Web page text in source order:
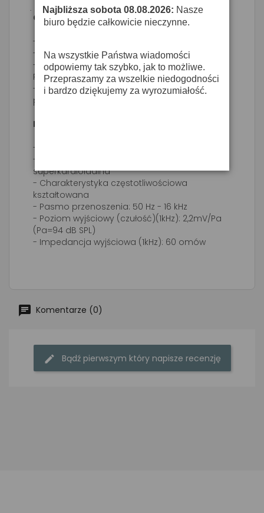
Cechy:
- Mikrofon instrumentalny dynamiczny.
- Na scenę i do studia domowego.
- Świetnie brzmiący mikrofon z nowej serii
Professional Live
- Inspirowanej latami 70 do instrumentów
perkusyjnych, werbli, kotłów.
Dane techniczne:
- Jednokierunkowy
- Charakterystyka kierunkowa
superkardioidalna
- Charakterystyka częstotliwościowa
kształtowana
- Pasmo przenoszenia: 50 Hz - 16 kHz
- Poziom wyjściowy (czułość)(1kHz): 2,2mV/Pa
(Pa=94 dB SPL)
- Impedancja wyjściowa (1kHz): 60 omów
Komentarze (0)
Bądź pierwszym który napisze recenzję
· Najbliższa sobota 08.08.2026: Nasze
biuro będzie całkowicie nieczynne.
Na wszystkie Państwa wiadomości
odpowiemy tak szybko, jak to możliwe.
Przepraszamy za wszelkie niedogodności
i bardzo dziękujemy za wyrozumiałość.